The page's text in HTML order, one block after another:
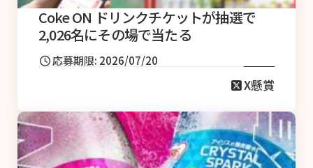
応募期限: 2026/07/20
Coke ON ドリンクチケットが抽選で
2,026名にその場で当たる
X懸賞